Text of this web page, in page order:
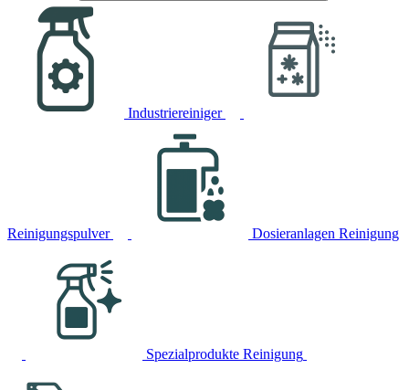
Industriereiniger
Reinigungspulver Dosieranlagen Reinigung
Spezialprodukte Reinigung